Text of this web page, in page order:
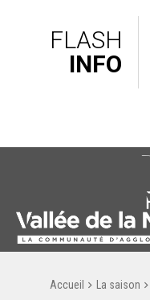
FLASH
INFO
Accueil La saison